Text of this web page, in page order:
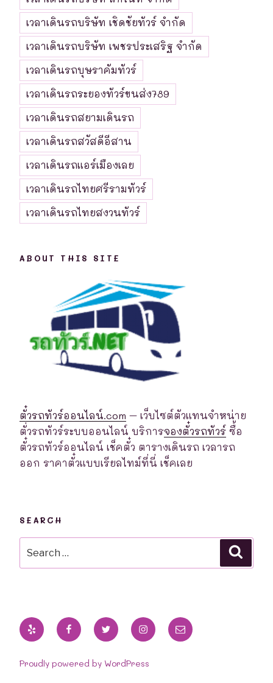
เวลาเดินรถบริษัท เชิดชัยทัวร์ จำกัด
เวลาเดินรถบริษัท เพชรประเสริฐ จำกัด
เวลาเดินรถบุษราคัมทัวร์
เวลาเดินรถระยองทัวร์ขนส่ง789
เวลาเดินรถสยามเดินรถ
เวลาเดินรถสวัสดีอีสาน
เวลาเดินรถแอร์เมืองเลย
เวลาเดินรถไทยศรีรามทัวร์
เวลาเดินรถไทยสงวนทัวร์
ABOUT THIS SITE
ตั๋วรถทัวร์ออนไลน์.com – เว็บไซต์ตัวแทนจำหน่าย
ตั่วรถทัวร์ระบบออนไลน์ บริการจองตั๋วรถทัวร์ ซื้อ
ตั๋วรถทัวร์ออนไลน์ เช็คตั๋ว ตารางเดินรถ เวลารถ
ออก ราคาตั๋วแบบเรียลไทม์ที่นี่ เช็คเลย
SEARCH
for:
Yelp FacebookTwitterInstagram
Email
Proudly powered by WordPress